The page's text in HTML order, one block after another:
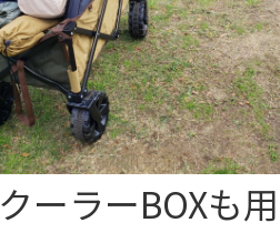
クーラーBOXも